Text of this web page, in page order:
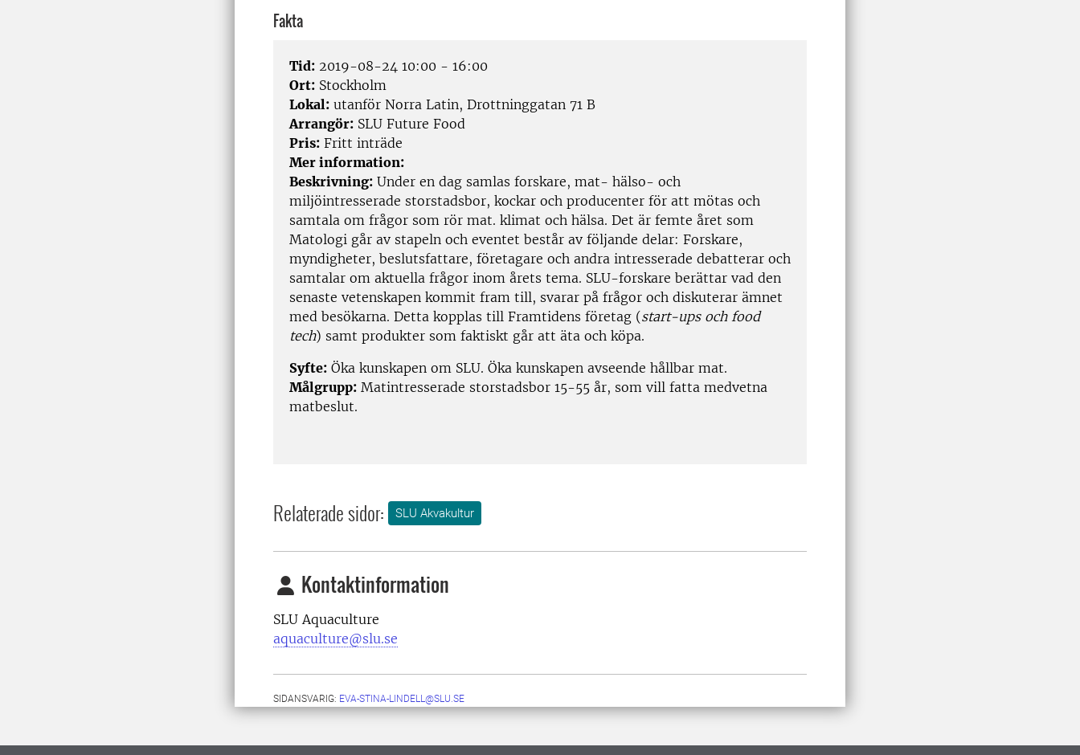
Fakta
Tid: 2019-08-24 10:00 - 16:00
Ort: Stockholm
Lokal: utanför Norra Latin, Drottninggatan 71 B
Arrangör: SLU Future Food
Pris: Fritt inträde
Mer information:
Beskrivning: Under en dag samlas forskare, mat- hälso- och
miljöintresserade storstadsbor, kockar och producenter för att mötas och
samtala om frågor som rör mat. klimat och hälsa. Det är femte året som
Matologi går av stapeln och eventet består av följande delar: Forskare,
myndigheter, beslutsfattare, företagare och andra intresserade debatterar och
samtalar om aktuella frågor inom årets tema. SLU-forskare berättar vad den
senaste vetenskapen kommit fram till, svarar på frågor och diskuterar ämnet
med besökarna. Detta kopplas till Framtidens företag (start-ups och food
tech) samt produkter som faktiskt går att äta och köpa.
Syfte: Öka kunskapen om SLU. Öka kunskapen avseende hållbar mat.
Målgrupp: Matintresserade storstadsbor 15-55 år, som vill fatta medvetna
matbeslut.
Relaterade sidor: SLU Akvakultur
Kontaktinformation
SLU Aquaculture
aquaculture@slu.se
SIDANSVARIG: EVA-STINA-LINDELL@SLU.SE